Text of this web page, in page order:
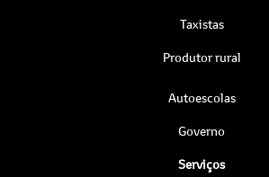
Taxistas
Produtor rural
Autoescolas
Governo
Serviços